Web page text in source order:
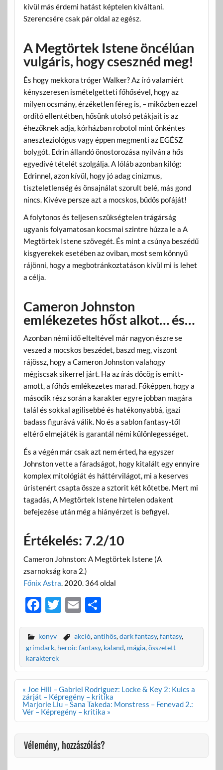
kívül más érdemi hatást képtelen kiváltani.
Szerencsére csak pár oldal az egész.
A Megtörtek Istene öncélúan
vulgáris, hogy csesznéd meg!
És hogy mekkora tróger Walker? Az író valamiért
kényszeresen ismételgetteti főhősével, hogy az
milyen ocsmány, érzéketlen féreg is, – miközben ezzel
ordító ellentétben, hősünk utolsó petákjait is az
éhezőknek adja, kórházban robotol mint önkéntes
aneszteziológus vagy éppen megmenti az EGÉSZ
bolygót. Edrin állandó önostorozása nyilván a hős
egyedivé tételét szolgálja. A lóláb azonban kilóg:
Edrinnel, azon kívül, hogy jó adag cinizmus,
tiszteletlenség és önsajnálat szorult belé, más gond
nincs. Kivéve persze azt a mocskos, büdös pofáját!
A folytonos és teljesen szükségtelen trágárság
ugyanis folyamatosan kocsmai szintre húzza le a A
Megtörtek Istene szövegét. És mint a csúnya beszédű
kisgyerekek esetében az oviban, most sem könnyű
rájönni, hogy a megbotránkoztatáson kívül mi is lehet
a célja.
Cameron Johnston
emlékezetes hőst alkot… és…
Azonban némi idő elteltével már nagyon észre se
veszed a mocskos beszédet, baszd meg, viszont
rájössz, hogy a Cameron Johnston valahogy
mégiscsak sikerrel járt. Ha az írás döcög is emitt-
amott, a főhős emlékezetes marad. Főképpen, hogy a
második rész során a karakter egyre jobban magára
talál és sokkal agilisebbé és hatékonyabbá, igazi
badass figurává válik. No és a sablon fantasy-től
eltérő elmejáték is garantál némi különlegességet.
És a végén már csak azt nem érted, ha egyszer
Johnston vette a fáradságot, hogy kitalált egy ennyire
komplex mitológiát és háttérvilágot, mi a keserves
úristenért csapta össze a sztorit két kötetbe. Mert mi
tagadás, A Megtörtek Istene hirtelen odakent
befejezése után még a hiányérzet is befigyel.
Értékelés: 7.2/10
Cameron Johnston: A Megtörtek Istene (A
zsarnokság kora 2.)
Főnix Astra. 2020. 364 oldal
F
e
b
o
o
k
T
itt
er
E
ail
O
za
m
e
g
könyv akció,antihős,dark fantasy,fantasy,
grimdark, heroic fantasy, kaland, mágia,összetett
karakterek
Bejegyzés
navigáció
« Joe Hill – Gabriel Rodriguez: Locke & Key 2: Kulcs a
zárját – Képregény – kritika
Marjorie Liu – Sana Takeda: Monstress – Fenevad 2.:
Vér – Képregény – kritika »
Vélemény, hozzászólás?